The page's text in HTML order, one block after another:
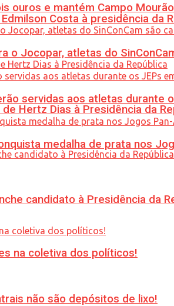
Costa à presidência da
Hertz Dias à Presidência da
candidato à Presidência da
ouros e mantém Campo
o Jocopar, atletas do
servidas aos atletas durante
medalha de prata nos
na coletiva dos políticos!
não são depósitos de lixo!